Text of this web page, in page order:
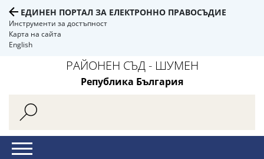
ЕДИНЕН ПОРТАЛ ЗА ЕЛЕКТРОННО ПРАВОСЪДИЕ
Инструменти за достъпност
Карта на сайта
English
РАЙОНЕН СЪД - ШУМЕН
Република България